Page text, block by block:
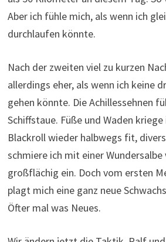
Blackroll wieder halbwegs fit,
schmiere ich mit einer Wundersalbe
plagt mich eine ganz neue
Öfter mal was Neues.
Wir ändern jetzt die Taktik. Ralf und
auch Laufeinheiten, und wir
jeweils einem Kilometer. In Buren
auf die Überholspur ein. Natürlich
nicht auf die Zeit an, aber plötzlich
mit sportlichem Ehrgeiz an. Ich bin
direkt vor mir, die wechseln eine